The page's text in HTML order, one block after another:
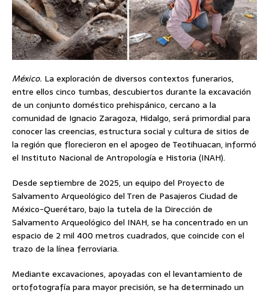
México. La exploración de diversos contextos funerarios,
entre ellos cinco tumbas, descubiertos durante la excavación
de un conjunto doméstico prehispánico, cercano a la
comunidad de Ignacio Zaragoza, Hidalgo, será primordial para
conocer las creencias, estructura social y cultura de sitios de
la región que florecieron en el apogeo de Teotihuacan, informó
el Instituto Nacional de Antropología e Historia (INAH).
Desde septiembre de 2025, un equipo del Proyecto de
Salvamento Arqueológico del Tren de Pasajeros Ciudad de
México-Querétaro, bajo la tutela de la Dirección de
Salvamento Arqueológico del INAH, se ha concentrado en un
espacio de 2 mil 400 metros cuadrados, que coincide con el
trazo de la línea ferroviaria.
Mediante excavaciones, apoyadas con el levantamiento de
ortofotografía para mayor precisión, se ha determinado un